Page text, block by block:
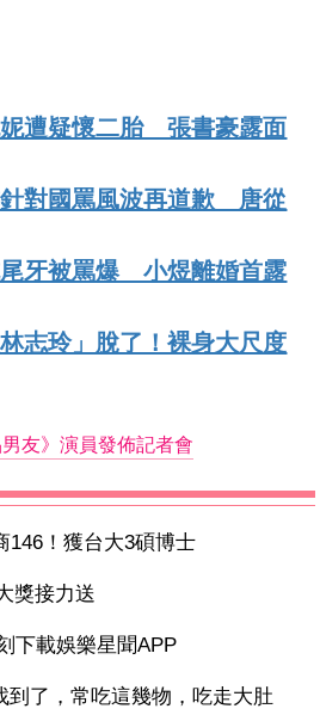
妮遭疑懷二胎 張書豪露面
對國罵風波再道歉 唐從
牙被罵爆 小煜離婚首露
林志玲」脫了！裸身大尺度
男友》演員發佈記者會
146！獲台大3碩博士
獎接力送
下載娛樂星聞APP
到了，常吃這幾物，吃走大肚